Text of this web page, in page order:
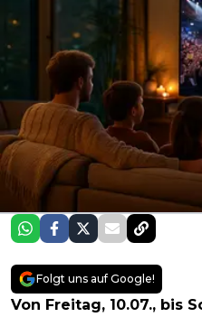
Folgt uns auf Google!
Von Freitag, 10.07., bis